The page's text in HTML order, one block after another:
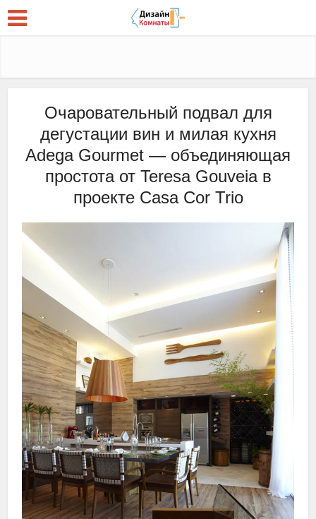
Очаровательный подвал для
дегустации вин и милая кухня
Adega Gourmet — объединяющая
простота от Teresa Gouveia в
проекте Casa Cor Trio